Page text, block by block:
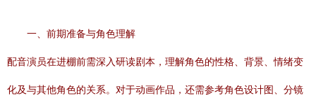
一、前期准备与角色理解
配音演员在进棚前需深入研读剧本，理解角色的性格、背景、情绪变
化及与其他角色的关系。对于动画作品，还需参考角色设计图、分镜